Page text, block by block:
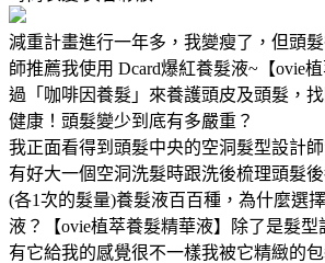
減重計畫進行一年多，我變瘦了，但頭
師推薦我使用 Dcard爆紅養髮液~【ovie
過「咖啡因養髮」來養護頭皮及頭髮，
健康！頭髮變少到底有多嚴重？
我正面看得到頭髮中央的空洞髮型設計
有好大一個空洞洗髮時跟洗後梳理頭髮
(各1次的髮量)養髮液百百種，為什麼選
液？【ovie植萃養髮精華液】除了是髮
有它給我的感覺很不一樣我被它精緻的